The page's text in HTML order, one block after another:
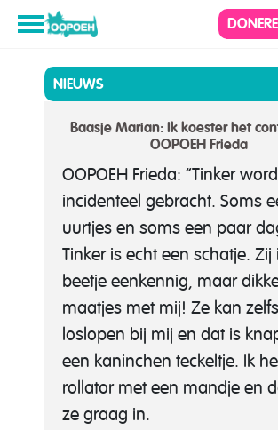
NIEUWS
Baasje Marian: Ik koester het
OOPOEH Frieda
OOPOEH Frieda: “Tinker
incidenteel gebracht. Soms
uurtjes en soms een paar
Tinker is echt een schatje. Zij
beetje eenkennig, maar
maatjes met mij! Ze kan zelfs
loslopen bij mij en dat is
een kaninchen teckeltje. Ik
rollator met een mandje en
ze graag in.